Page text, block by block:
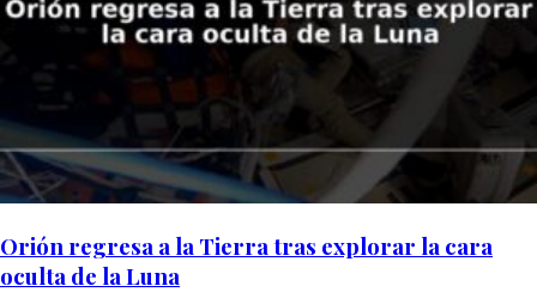
Orión regresa a la Tierra tras explorar la cara
oculta de la Luna